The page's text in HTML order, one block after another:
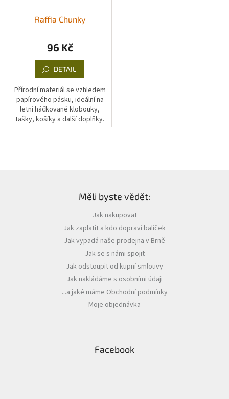
Raffia Chunky
96 Kč
DETAIL
Přírodní materiál se vzhledem
papírového pásku, ideální na
letní háčkované klobouky,
tašky, košíky a další doplňky.
Měli byste vědět:
Jak nakupovat
Jak zaplatit a kdo dopraví balíček
Jak vypadá naše prodejna v Brně
Jak se s námi spojit
Jak odstoupit od kupní smlouvy
Jak nakládáme s osobními údaji
...a jaké máme Obchodní podmínky
Moje objednávka
Facebook